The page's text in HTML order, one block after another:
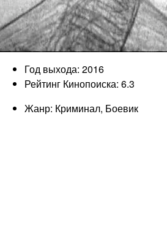
Год выхода: 2016
Рейтинг Кинопоиска: 6.3
Жанр: Криминал, Боевик